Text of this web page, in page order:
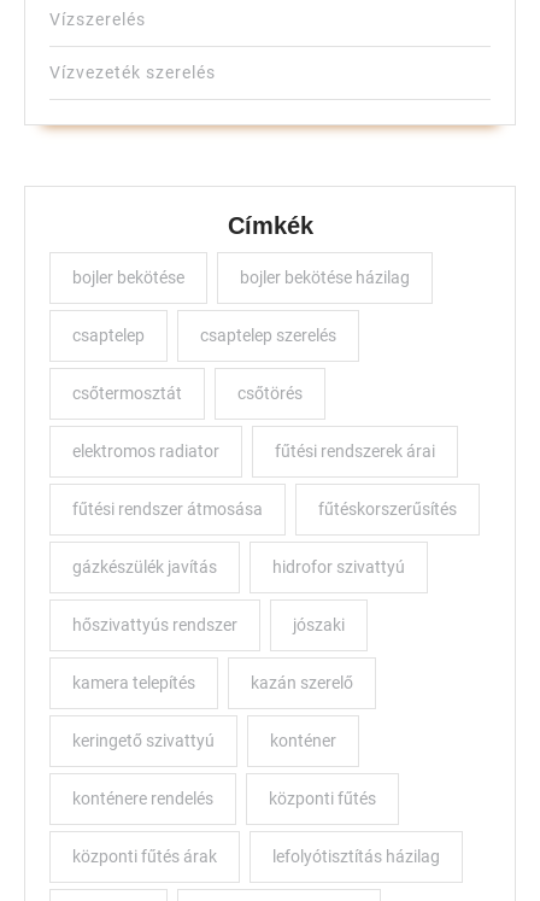
Vízszerelés
Vízvezeték szerelés
Címkék
bojler bekötése bojler bekötése házilag
csaptelep csaptelep szerelés
csőtermosztát csőtörés
elektromos radiator fűtési rendszerek árai
fűtési rendszer átmosása fűtéskorszerűsítés
gázkészülék javítás hidrofor szivattyú
hőszivattyús rendszer jószaki
kamera telepítés kazán szerelő
keringető szivattyú konténer
konténere rendelés központi fűtés
központi fűtés árak lefolyótisztítás házilag